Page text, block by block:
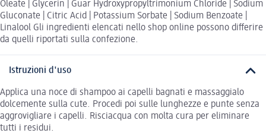
Oleate | Glycerin | Guar Hydroxypropyltrimonium Chloride | Sodium
Gluconate | Citric Acid | Potassium Sorbate | Sodium Benzoate |
Linalool Gli ingredienti elencati nello shop online possono differire
da quelli riportati sulla confezione.
Istruzioni d'uso
Applica una noce di shampoo ai capelli bagnati e massaggialo
dolcemente sulla cute. Procedi poi sulle lunghezze e punte senza
aggrovigliare i capelli. Risciacqua con molta cura per eliminare
tutti i residui.